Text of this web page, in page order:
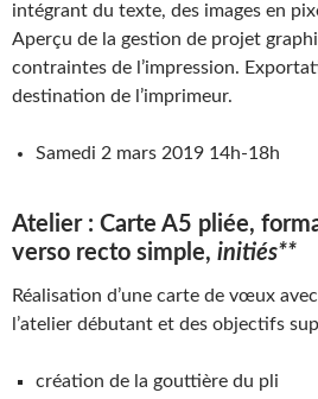
intégrant du texte, des images en
Aperçu de la gestion de projet
contraintes de l’impression.
destination de l’imprimeur.
Samedi 2 mars 2019 14h-18h
Atelier : Carte A5 pliée,
verso recto simple, initiés**
Réalisation d’une carte de vœux
l’atelier débutant et des objectifs
création de la gouttière du pli